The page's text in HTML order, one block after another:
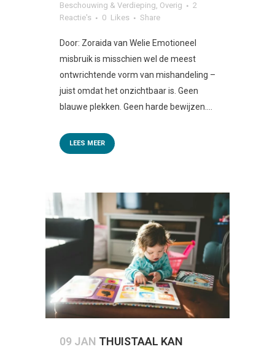
Beschouwing & Verdieping, Overig
2
Reactie's
0 Likes Share
Door: Zoraida van Welie Emotioneel
misbruik is misschien wel de meest
ontwrichtende vorm van mishandeling –
juist omdat het onzichtbaar is. Geen
blauwe plekken. Geen harde bewijzen....
LEES MEER
09 JAN THUISTAAL KAN